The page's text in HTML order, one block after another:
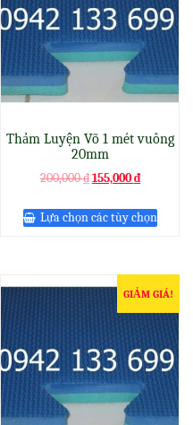
Thảm Luyện Võ 1 mét vuông
20mm
200,000₫Original
was:
200,000 ₫.
155,000₫Current
is:
155,000 ₫.
Lựa chọn các tùy chọn
GIẢM GIÁ!